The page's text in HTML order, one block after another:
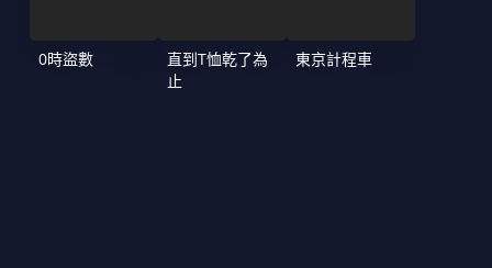
0時盜數
直到T恤乾了為
止
東京計程車